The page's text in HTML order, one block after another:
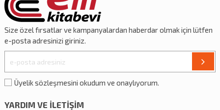
Size özelfırsatlarve kampanyalardan haberdar olmak için lütfen
e-posta adresinizi giriniz.
Üyelik sözleşmesini okudum ve onaylıyorum.
YARDIM VE İLETİŞİM